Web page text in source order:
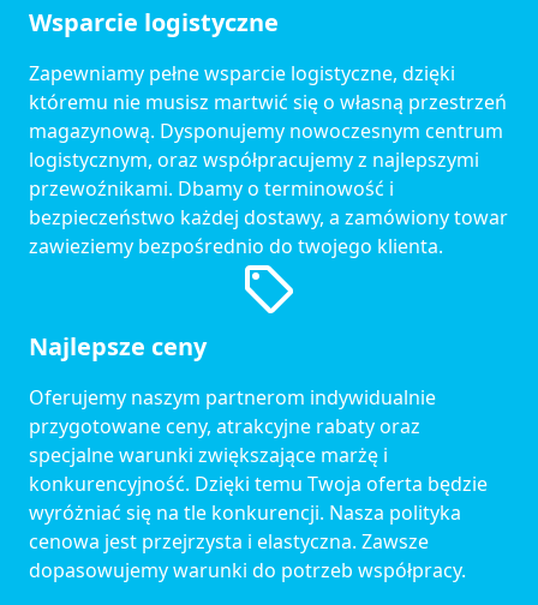
Wsparcie logistyczne
Zapewniamy pełne wsparcie logistyczne, dzięki
któremu nie musisz martwić się o własną przestrzeń
magazynową. Dysponujemy nowoczesnym centrum
logistycznym, oraz współpracujemy z najlepszymi
przewoźnikami. Dbamy o terminowość i
bezpieczeństwo każdej dostawy, a zamówiony towar
zawieziemy bezpośrednio do twojego klienta.
Najlepsze ceny
Oferujemy naszym partnerom indywidualnie
przygotowane ceny, atrakcyjne rabaty oraz
specjalne warunki zwiększające marżę i
konkurencyjność. Dzięki temu Twoja oferta będzie
wyróżniać się na tle konkurencji. Nasza polityka
cenowa jest przejrzysta i elastyczna. Zawsze
dopasowujemy warunki do potrzeb współpracy.